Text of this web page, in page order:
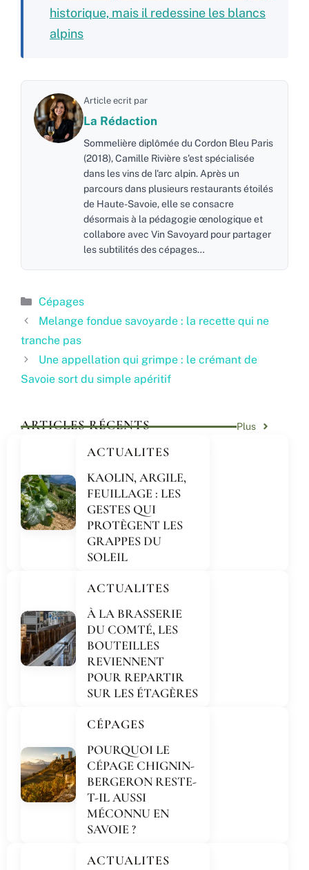
historique, mais il redessine les blancs
alpins
Article ecrit par
La Rédaction
Sommelière diplômée du Cordon Bleu Paris
(2018), Camille Rivière s'est spécialisée
dans les vins de l'arc alpin. Après un
parcours dans plusieurs restaurants étoilés
de Haute-Savoie, elle se consacre
désormais à la pédagogie œnologique et
collabore avec Vin Savoyard pour partager
les subtilités des cépages…
Catégories
Cépages
Melange fondue savoyarde : la recette qui ne
tranche pas
Une appellation qui grimpe : le crémant de
Savoie sort du simple apéritif
ARTICLES RÉCENTS Plus
ACTUALITES
KAOLIN, ARGILE,
FEUILLAGE : LES
GESTES QUI
PROTÈGENT LES
GRAPPES DU
SOLEIL
ACTUALITES
À LA BRASSERIE
DU COMTÉ, LES
BOUTEILLES
REVIENNENT
POUR REPARTIR
SUR LES ÉTAGÈRES
CÉPAGES
POURQUOI LE
CÉPAGE CHIGNIN-
BERGERON RESTE-
T-IL AUSSI
MÉCONNU EN
SAVOIE ?
ACTUALITES